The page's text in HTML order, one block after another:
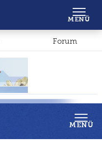
Forum
MENÜ